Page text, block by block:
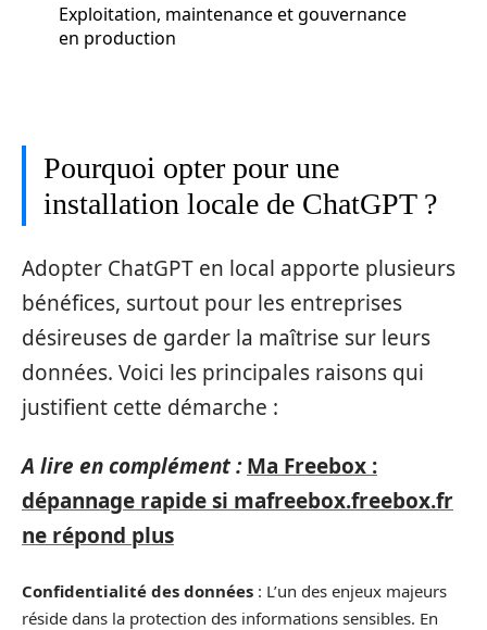
Exploitation, maintenance et gouvernance
en production
Pourquoi opter pour une
installation locale de ChatGPT ?
Adopter ChatGPT en local apporte plusieurs
bénéfices, surtout pour les entreprises
désireuses de garder la maîtrise sur leurs
données. Voici les principales raisons qui
justifient cette démarche :
A lire en complément : Ma Freebox :
dépannage rapide si mafreebox.freebox.fr
ne répond plus
Confidentialité des données : L’un des enjeux majeurs
réside dans la protection des informations sensibles. En